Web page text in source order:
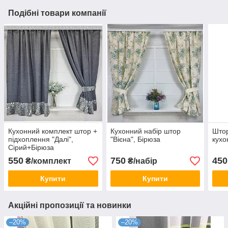
Подібні товари компанії
Кухонний комплект штор +
підхоплення "Далі",
Сірий+Бірюза
550 ₴/комплект
Купити
Кухонний набір штор
"Вієна", Бірюза
750₴/набір
Купити
450
Акційні пропозиції та новинки
–20% –20%